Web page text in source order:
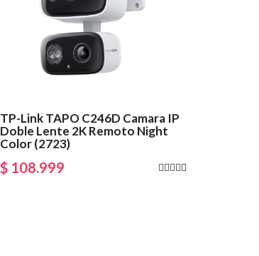
TP-Link TAPO C246D Camara IP
Doble Lente 2K Remoto Night
Color (2723)
$ 108.999